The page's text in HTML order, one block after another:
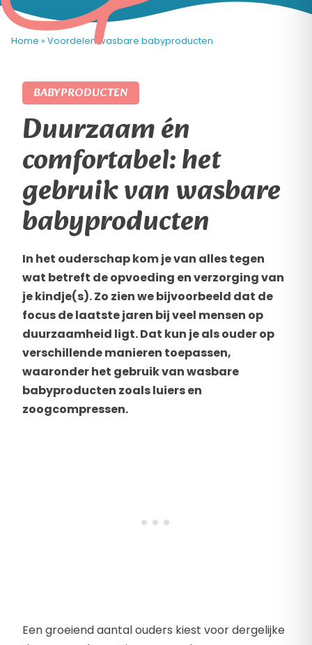
Home » Voordelen wasbare babyproducten
BABYPRODUCTEN
Duurzaam én
comfortabel: het
gebruik van wasbare
babyproducten
In het ouderschap kom je van alles tegen
wat betreft de opvoeding en verzorging van
je kindje(s). Zo zien we bijvoorbeeld dat de
focus de laatste jaren bij veel mensen op
duurzaamheid ligt. Dat kun je als ouder op
verschillende manieren toepassen,
waaronder het gebruik van wasbare
babyproducten zoals luiers en
zoogcompressen.
Een groeiend aantal ouders kiest voor dergelijke